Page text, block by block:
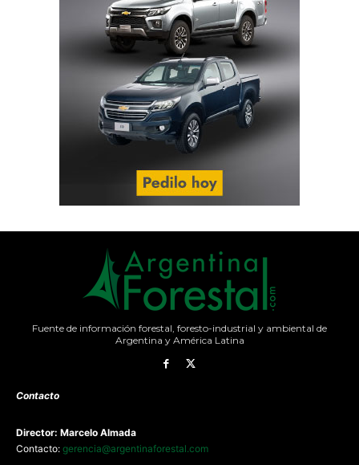
Fuente de información forestal, foresto-industrial y ambiental de
Argentina y América Latina
Contacto
Director: Marcelo Almada
Contacto: gerencia@argentinaforestal.com